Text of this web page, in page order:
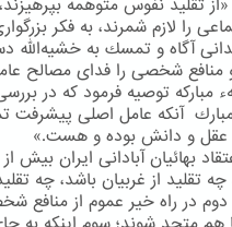
تقلید نفوس متوهمه
را لازم شمرند، به فكر
آگاه و تمسك به
و منافع شخصی را فدای مصالح
مباركه توصیه فرمود كه در
آنكه عامل اصلی پیشرفت
عقل و دانش بوده و هست.»
بهائیان آبادانی ایران بیش
تقلید از غربیان باشد، چه
دوم در راه خیر عموم از منافع